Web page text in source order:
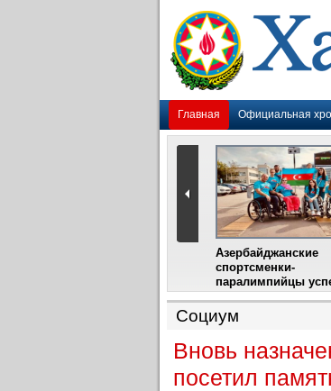
Главная Официальная
Азербайджанские
спортсменки-
паралимпийцы
выступили на III
Международном
фестивале
Социум
Вновь
посетил